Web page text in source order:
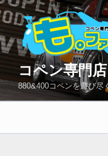
コ
ン
テ
ン
へ
ス
プ
コペン専門
880&400コペンを遊び尽